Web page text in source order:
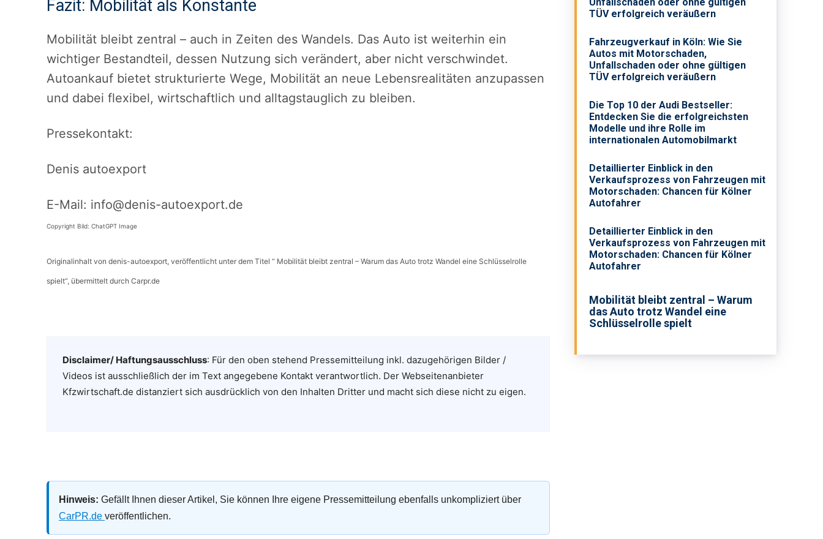
Fazit: Mobilität als Konstante
Mobilität bleibt zentral – auch in Zeiten des Wandels. Das Auto ist weiterhin ein
wichtiger Bestandteil, dessen Nutzung sich verändert, aber nicht verschwindet.
Autoankauf bietet strukturierte Wege, Mobilität an neue Lebensrealitäten anzupassen
und dabei flexibel, wirtschaftlich und alltagstauglich zu bleiben.
Pressekontakt:
Denis autoexport
E-Mail: info@denis-autoexport.de
Copyright Bild: ChatGPT Image
Originalinhalt von denis-autoexport, veröffentlicht unter dem Titel “ Mobilität bleibt zentral – Warum das Auto trotz Wandel eine Schlüsselrolle
spielt“, übermittelt durch Carpr.de
Disclaimer/ Haftungsausschluss: Für den oben stehend Pressemitteilung inkl. dazugehörigen Bilder /
Videos ist ausschließlich der im Text angegebene Kontakt verantwortlich. Der Webseitenanbieter
Kfzwirtschaft.de distanziert sich ausdrücklich von den Inhalten Dritter und macht sich diese nicht zu eigen.
Hinweis: Gefällt Ihnen dieser Artikel, Sie können Ihre eigene Pressemitteilung ebenfalls unkompliziert über
CarPR.de veröffentlichen.
TÜV erfolgreich veräußern
Fahrzeugverkauf in Köln: Wie Sie
Autos mit Motorschaden,
Unfallschaden oder ohne gültigen
TÜV erfolgreich veräußern
Die Top 10 der Audi Bestseller:
Entdecken Sie die erfolgreichsten
Modelle und ihre Rolle im
internationalen Automobilmarkt
Detaillierter Einblick in den
Verkaufsprozess von Fahrzeugen mit
Motorschaden: Chancen für Kölner
Autofahrer
Detaillierter Einblick in den
Verkaufsprozess von Fahrzeugen mit
Motorschaden: Chancen für Kölner
Autofahrer
Mobilität bleibt zentral – Warum
das Auto trotz Wandel eine
Schlüsselrolle spielt